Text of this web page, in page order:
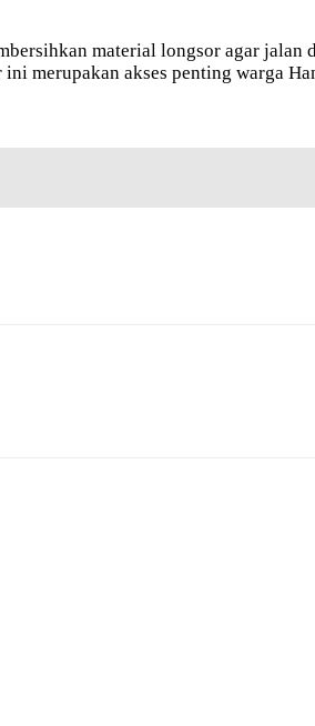
material longsor agar jalan
merupakan akses penting warga